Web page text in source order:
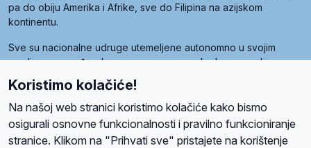
pa do obiju Amerika i Afrike, sve do Filipina na azijskom
kontinentu.
Sve su nacionalne udruge utemeljene autonomno u svojim
zemljama, a međusobna su povezane preko krovne udruge
pod nazivom Svjetska obitelj Radio Marije (World Family of
Radio Maria). Svjetsku obitelj utemeljilo je sedam članica, među
kojima je i hrvatska Udruga Radio Marija.
Koristimo kolačiće!
Na našoj web stranici koristimo kolačiće kako bismo
osigurali osnovne funkcionalnosti i pravilno funkcioniranje
stranice. Klikom na "Prihvati sve" pristajete na korištenje